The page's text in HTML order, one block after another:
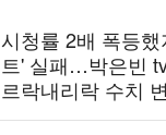
시청률 2배 폭등
트' 실패…박은빈
르락내리락 수치